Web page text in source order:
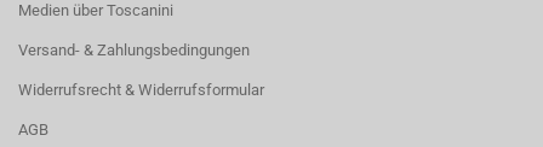
Medien über Toscanini
Versand- & Zahlungsbedingungen
Widerrufsrecht & Widerrufsformular
AGB